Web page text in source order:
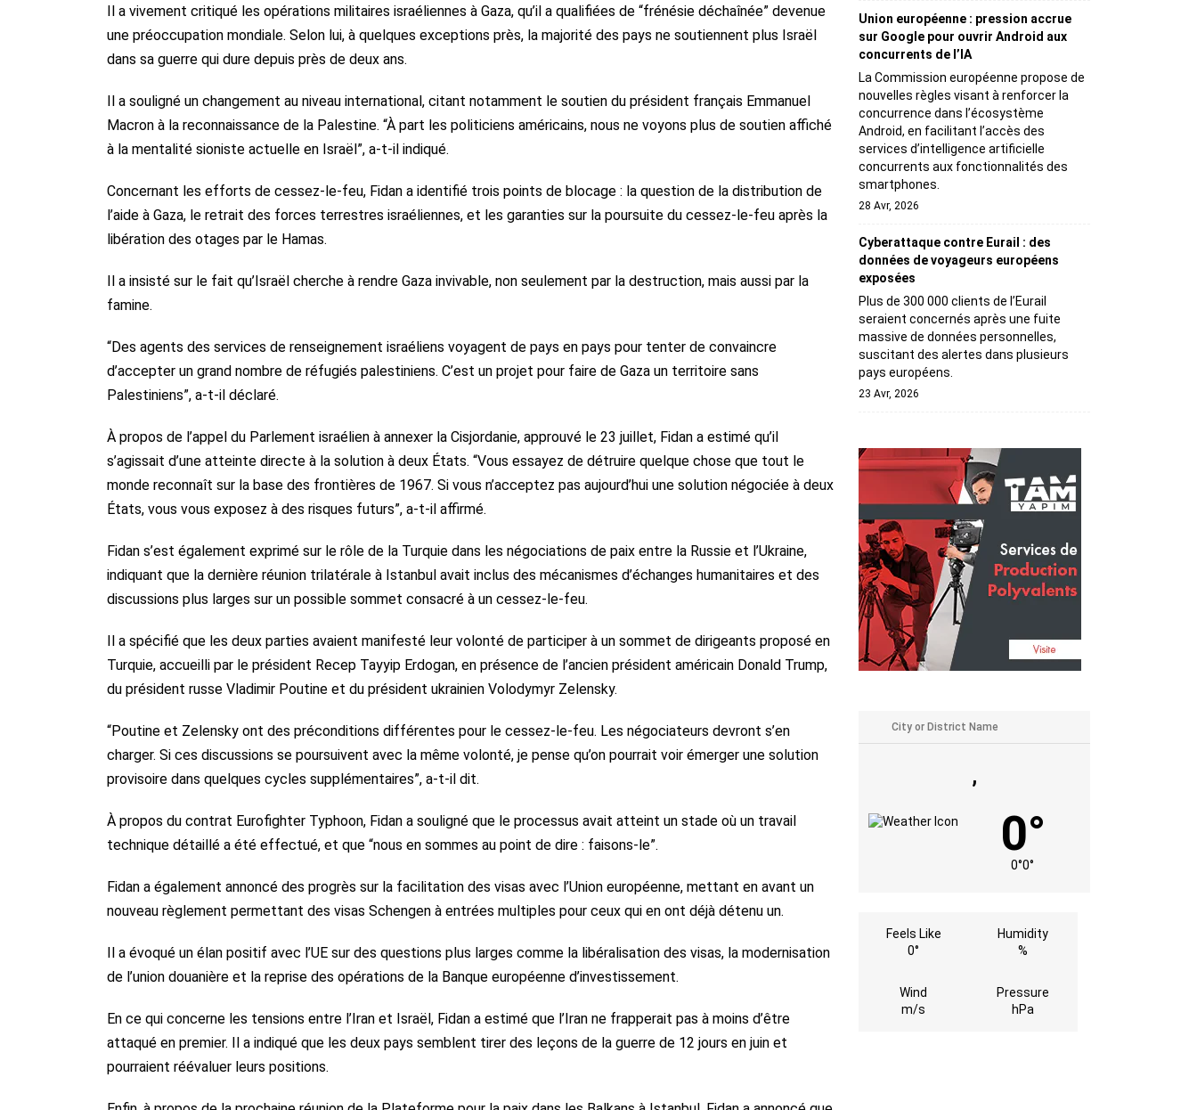
Il a vivement critiqué les opérations militaires israéliennes à Gaza, qu’il a qualifiées de “frénésie déchaînée” devenue
une préoccupation mondiale. Selon lui, à quelques exceptions près, la majorité des pays ne soutiennent plus Israël
dans sa guerre qui dure depuis près de deux ans.
Il a souligné un changement au niveau international, citant notamment le soutien du président français Emmanuel
Macron à la reconnaissance de la Palestine. “À part les politiciens américains, nous ne voyons plus de soutien affiché
à la mentalité sioniste actuelle en Israël”, a-t-il indiqué.
Concernant les efforts de cessez-le-feu, Fidan a identifié trois points de blocage : la question de la distribution de
l’aide à Gaza, le retrait des forces terrestres israéliennes, et les garanties sur la poursuite du cessez-le-feu après la
libération des otages par le Hamas.
Il a insisté sur le fait qu’Israël cherche à rendre Gaza invivable, non seulement par la destruction, mais aussi par la
famine.
“Des agents des services de renseignement israéliens voyagent de pays en pays pour tenter de convaincre
d’accepter un grand nombre de réfugiés palestiniens. C’est un projet pour faire de Gaza un territoire sans
Palestiniens”, a-t-il déclaré.
À propos de l’appel du Parlement israélien à annexer la Cisjordanie, approuvé le 23 juillet, Fidan a estimé qu’il
s’agissait d’une atteinte directe à la solution à deux États. “Vous essayez de détruire quelque chose que tout le
monde reconnaît sur la base des frontières de 1967. Si vous n’acceptez pas aujourd’hui une solution négociée à deux
États, vous vous exposez à des risques futurs”, a-t-il affirmé.
Fidan s’est également exprimé sur le rôle de la Turquie dans les négociations de paix entre la Russie et l’Ukraine,
indiquant que la dernière réunion trilatérale à Istanbul avait inclus des mécanismes d’échanges humanitaires et des
discussions plus larges sur un possible sommet consacré à un cessez-le-feu.
Il a spécifié que les deux parties avaient manifesté leur volonté de participer à un sommet de dirigeants proposé en
Turquie, accueilli par le président Recep Tayyip Erdogan, en présence de l’ancien président américain Donald Trump,
du président russe Vladimir Poutine et du président ukrainien Volodymyr Zelensky.
“Poutine et Zelensky ont des préconditions différentes pour le cessez-le-feu. Les négociateurs devront s’en
charger. Si ces discussions se poursuivent avec la même volonté, je pense qu’on pourrait voir émerger une solution
provisoire dans quelques cycles supplémentaires”, a-t-il dit.
À propos du contrat Eurofighter Typhoon, Fidan a souligné que le processus avait atteint un stade où un travail
technique détaillé a été effectué, et que “nous en sommes au point de dire : faisons-le”.
Fidan a également annoncé des progrès sur la facilitation des visas avec l’Union européenne, mettant en avant un
nouveau règlement permettant des visas Schengen à entrées multiples pour ceux qui en ont déjà détenu un.
Il a évoqué un élan positif avec l’UE sur des questions plus larges comme la libéralisation des visas, la modernisation
de l’union douanière et la reprise des opérations de la Banque européenne d’investissement.
En ce qui concerne les tensions entre l’Iran et Israël, Fidan a estimé que l’Iran ne frapperait pas à moins d’être
attaqué en premier. Il a indiqué que les deux pays semblent tirer des leçons de la guerre de 12 jours en juin et
pourraient réévaluer leurs positions.
Union européenne : pression accrue
sur Google pour ouvrir Android aux
concurrents de l’IA
La Commission européenne propose de
nouvelles règles visant à renforcer la
concurrence dans l’écosystème
Android, en facilitant l’accès des
services d’intelligence artificielle
concurrents aux fonctionnalités des
smartphones.
28 Avr, 2026
Cyberattaque contre Eurail : des
données de voyageurs européens
exposées
Plus de 300 000 clients de l’Eurail
seraient concernés après une fuite
massive de données personnelles,
suscitant des alertes dans plusieurs
pays européens.
23 Avr, 2026
,
0°
0°0°
Feels Like
0°
Humidity
%
Wind
m/s
Pressure
hPa